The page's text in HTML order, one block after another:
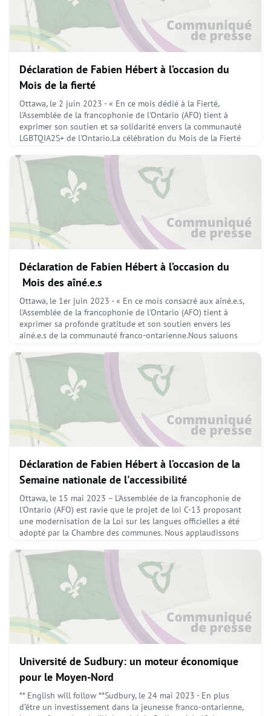
Déclaration de Fabien Hébert à l’occasion du
Mois de la fierté
Ottawa, le 2 juin 2023 - « En ce mois dédié à la Fierté,
l'Assemblée de la francophonie de l'Ontario (AFO) tient à
exprimer son soutien et sa solidarité envers la communauté
LGBTQIA2S+ de l'Ontario.La célébration du Mois de la Fierté
diversité, l'inclusion et l'égalité. Elle nous rappelle également
l'importance de respecter et de valo
June 2, 2023
Déclaration de Fabien Hébert à l’occasion du
Mois des aîné.e.s
Ottawa, le 1er juin 2023 - « En ce mois consacré aux aîné.e.s,
l'Assemblée de la francophonie de l'Ontario (AFO) tient à
exprimer sa profonde gratitude et son soutien envers les
aîné.e.s de la communauté franco-ontarienne.Nous saluons
francophone et qui continuent d'être une source d'inspiration
pour les générations à venir. Leur héritage rep
June 1, 2023
Déclaration de Fabien Hébert à l’occasion de la
Semaine nationale de l'accessibilité
Ottawa, le 15 mai 2023 – L'Assemblée de la francophonie de
l'Ontario (AFO) est ravie que le projet de loi C-13 proposant
une modernisation de la Loi sur les langues officielles a été
adopté par la Chambre des communes. Nous applaudissons
projet de loi C-13 reconnaît l'importance de la dualité
linguistique du Canada et renforce la protection
May 30, 2023
Université de Sudbury: un moteur économique
pour le Moyen-Nord
** English will follow **Sudbury, le 24 mai 2023 - En plus
d’être un investissement dans la jeunesse franco-ontarienne,